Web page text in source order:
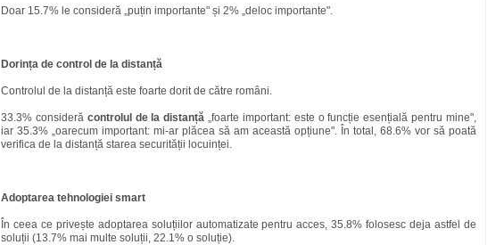
Doar 15.7% le consideră „puțin importante" și 2% „deloc importante".
Dorința de control de la distanță
Controlul de la distanță este foarte dorit de către români.
33.3% consideră controlul de la distanță „foarte important: este o funcție esențială pentru mine",
iar 35.3% „oarecum important: mi-ar plăcea să am această opțiune". În total, 68.6% vor să poată
verifica de la distanță starea securității locuinței.
Adoptarea tehnologiei smart
În ceea ce privește adoptarea soluțiilor automatizate pentru acces, 35.8% folosesc deja astfel de
soluții (13.7% mai multe soluții, 22.1% o soluție).